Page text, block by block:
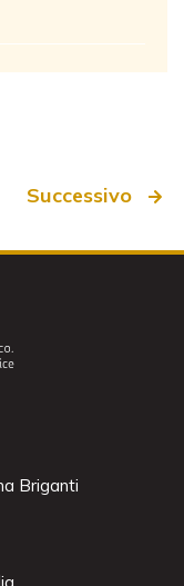
Successivo
Briganti